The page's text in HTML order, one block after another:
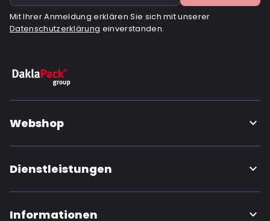
Mit Ihrer Anmeldung erklären Sie sich mit unserer
Datenschutzerklärung einverstanden.
Webshop
Dienstleistungen
Informationen